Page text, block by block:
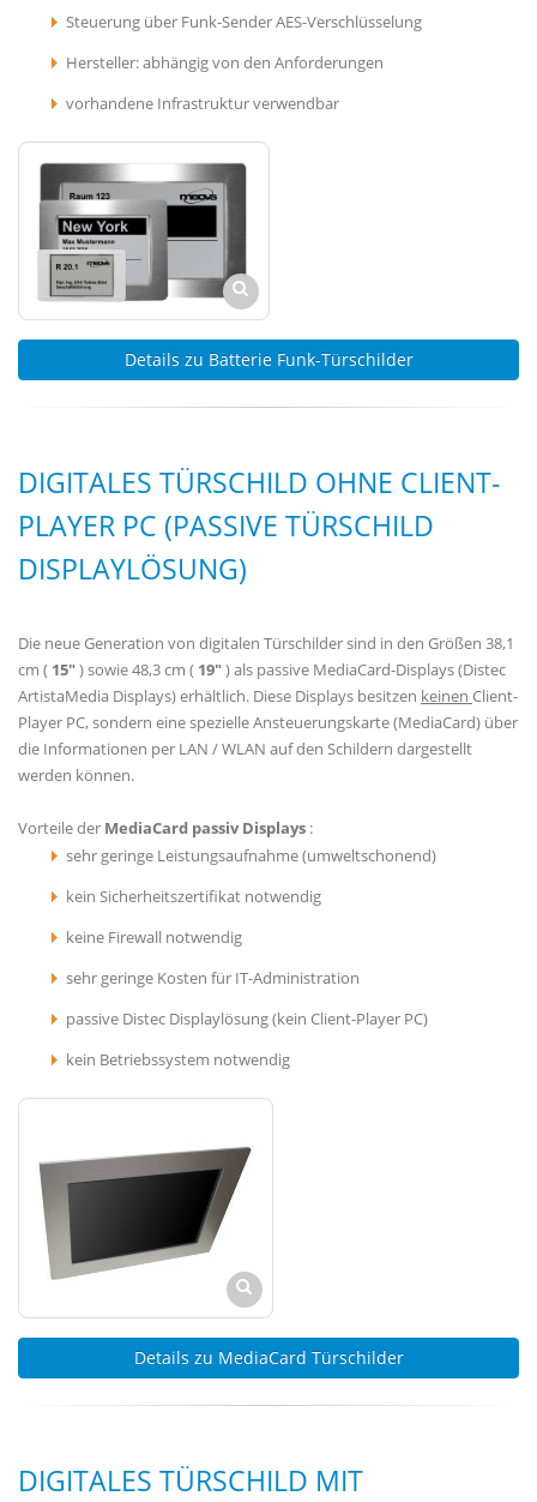
Steuerung über Funk-Sender AES-Verschlüsselung
Hersteller: abhängig von den Anforderungen
vorhandene Infrastruktur verwendbar
Details zu Batterie Funk-Türschilder
DIGITALES TÜRSCHILD OHNE CLIENT-
PLAYER PC (PASSIVE TÜRSCHILD
DISPLAYLÖSUNG)
Die neue Generation von digitalen Türschilder sind in den Größen 38,1
cm ( 15") sowie 48,3 cm ( 19") als passive MediaCard-Displays (Distec
ArtistaMedia Displays) erhältlich. Diese Displays besitzen keinen Client-
Player PC, sondern eine spezielle Ansteuerungskarte (MediaCard) über
die Informationen per LAN / WLAN auf den Schildern dargestellt
werden können.
Vorteile der MediaCard passiv Displays :
sehr geringe Leistungsaufnahme (umweltschonend)
kein Sicherheitszertifikat notwendig
keine Firewall notwendig
sehr geringe Kosten für IT-Administration
passive Distec Displaylösung (kein Client-Player PC)
kein Betriebssystem notwendig
Details zu MediaCard Türschilder
DIGITALES TÜRSCHILD MIT